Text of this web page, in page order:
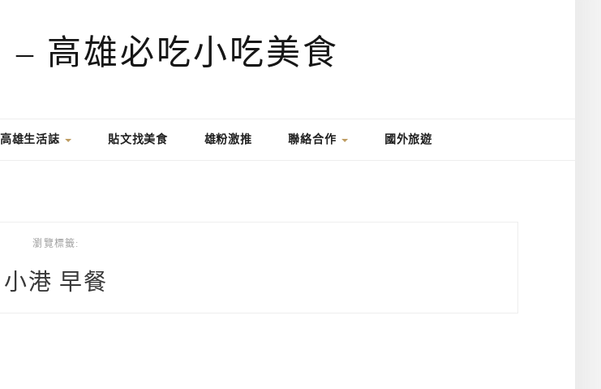
高雄生活誌 貼文找美食 雄粉激推 聯絡合作 國外旅遊
瀏覽標籤:
小港 早餐